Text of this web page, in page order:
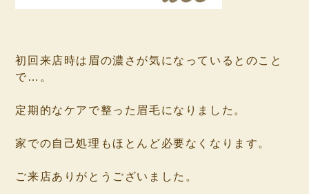
初回来店時は眉の濃さが気になっているとのこと
で…。
定期的なケアで整った眉毛になりました。
家での自己処理もほとんど必要なくなります。
ご来店ありがとうございました。